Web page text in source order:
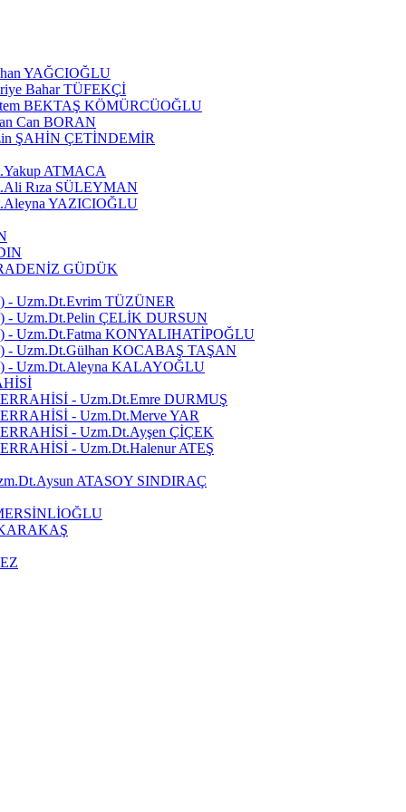
YAĞCIOĞLU
Bahar TÜFEKÇİ
BEKTAŞ KÖMÜRCÜOĞLU
Can BORAN
ŞAHİN ÇETİNDEMİR
ATMACA
Rıza SÜLEYMAN
YAZICIOĞLU
GÜDÜK
Uzm.Dt.Evrim TÜZÜNER
Uzm.Dt.Pelin ÇELİK DURSUN
Uzm.Dt.Fatma KONYALIHATİPOĞLU
Uzm.Dt.Gülhan KOCABAŞ TAŞAN
- Uzm.Dt.Aleyna KALAYOĞLU
- Uzm.Dt.Emre DURMUŞ
- Uzm.Dt.Merve YAR
- Uzm.Dt.Ayşen ÇİÇEK
- Uzm.Dt.Halenur ATEŞ
ATASOY SINDIRAÇ